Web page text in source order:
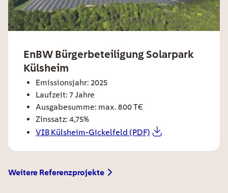
ee card title
EnBW Bürgerbeteiligung Solarpark
Külsheim
ee card text
Emissionsjahr: 2025
Laufzeit: 7 Jahre
Ausgabesumme: max. 800 T€
Zinssatz: 4,75%
VIB Külsheim-Gickelfeld (PDF)
EE Text
Weitere Referenzprojekte